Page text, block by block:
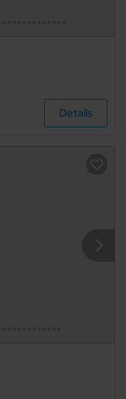
Details